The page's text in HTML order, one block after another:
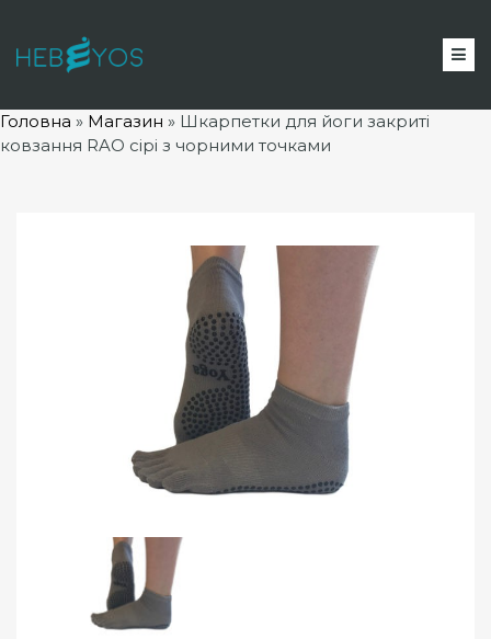
Головна » Магазин » Шкарпетки для йоги закриті
ковзання RAO сірі з чорними точками